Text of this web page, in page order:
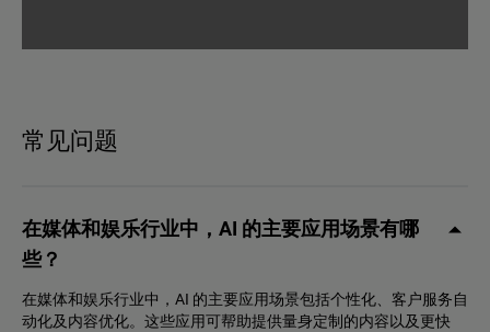
常见问题
在媒体和娱乐行业中，AI 的主要应用场景有哪
些？
在媒体和娱乐行业中，AI 的主要应用场景包括个性化、客户服务自
动化及内容优化。这些应用可帮助提供量身定制的内容以及更快